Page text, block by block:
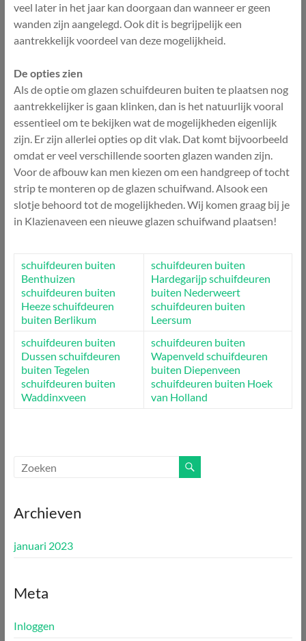
veel later in het jaar kan doorgaan dan wanneer er geen
wanden zijn aangelegd. Ook dit is begrijpelijk een
aantrekkelijk voordeel van deze mogelijkheid.
De opties zien
Als de optie om glazen schuifdeuren buiten te plaatsen nog
aantrekkelijker is gaan klinken, dan is het natuurlijk vooral
essentieel om te bekijken wat de mogelijkheden eigenlijk
zijn. Er zijn allerlei opties op dit vlak. Dat komt bijvoorbeeld
omdat er veel verschillende soorten glazen wanden zijn.
Voor de afbouw kan men kiezen om een handgreep of tocht
strip te monteren op de glazen schuifwand. Alsook een
slotje behoord tot de mogelijkheden. Wij komen graag bij je
in Klazienaveen een nieuwe glazen schuifwand plaatsen!
schuifdeuren buiten
Benthuizen
schuifdeuren buiten
Heezeschuifdeuren
buiten Berlikum
schuifdeuren buiten
Hardegarijpschuifdeuren
buiten Nederweert
schuifdeuren buiten
Leersum
schuifdeuren buiten
Dussen schuifdeuren
buiten Tegelen
schuifdeuren buiten
Waddinxveen
schuifdeuren buiten
Wapenveld schuifdeuren
buiten Diepenveen
schuifdeuren buiten Hoek
van Holland
Archieven
januari 2023
Meta
Inloggen